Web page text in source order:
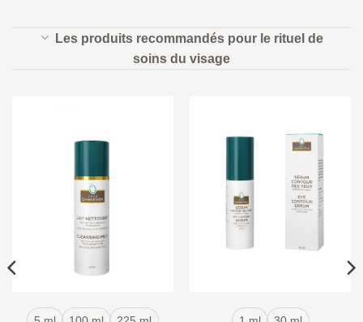
Les produits recommandés pour le rituel de
soins du visage